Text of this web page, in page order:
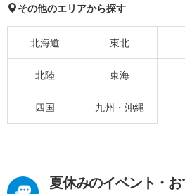
その他のエリアから探す
北海道 東北
北陸 東海
四国 九州・沖縄
夏休みのイベント・